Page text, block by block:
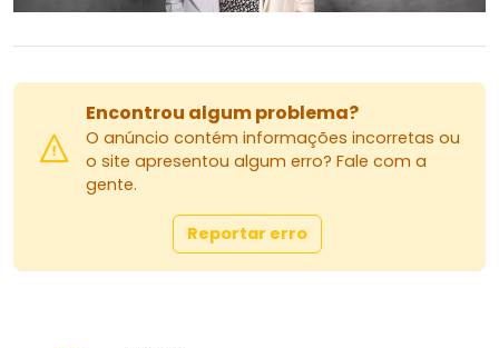
Encontrou algum problema?
O anúncio contém informações incorretas ou
o site apresentou algum erro? Fale com a
gente.
Reportar erro